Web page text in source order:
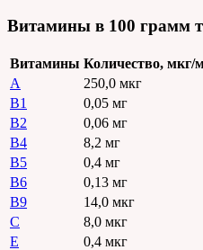
Витамины в 100 грамм
Витамины Количество, мкг/
A
250,0 мкг
B1
0,05 мг
B2
0,06 мг
B4
8,2 мг
B5
0,4 мг
B6
0,13 мг
B9
14,0 мкг
С
8,0 мкг
E
0,4 мкг